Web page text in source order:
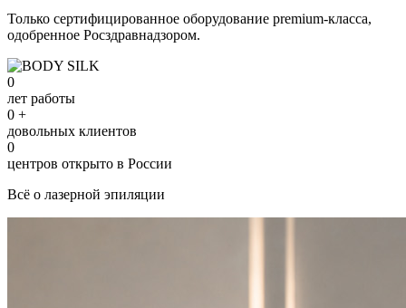
Только сертифицированное оборудование premium-класса,
одобренное Росздравнадзором.
0
лет работы
0 +
довольных клиентов
0
центров открыто в России
Всё о лазерной эпиляции